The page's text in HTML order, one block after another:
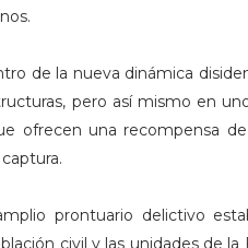
de la nueva dinámica
pero así mismo en
ofrecen una recompensa
prontuario delictivo